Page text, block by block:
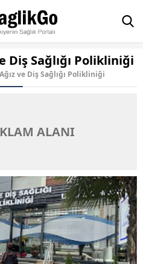
Diş Sağlığı Polikliniği
ve Diş Sağlığı Polikliniği
ALANI